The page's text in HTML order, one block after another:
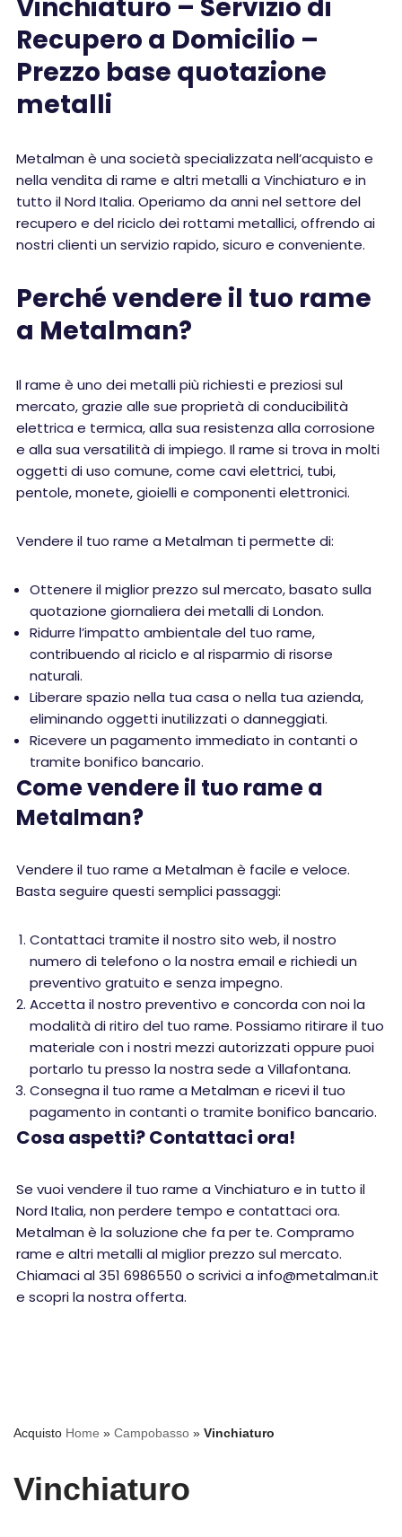
Vinchiaturo – Servizio di
Recupero a Domicilio –
Prezzo base quotazione
metalli
Metalman è una società specializzata nell’acquisto e
nella vendita di rame e altri metalli a Vinchiaturo e in
tutto il Nord Italia. Operiamo da anni nel settore del
recupero e del riciclo dei rottami metallici, offrendo ai
nostri clienti un servizio rapido, sicuro e conveniente.
Perché vendere il tuo rame
a Metalman?
Il rame è uno dei metalli più richiesti e preziosi sul
mercato, grazie alle sue proprietà di conducibilità
elettrica e termica, alla sua resistenza alla corrosione
e alla sua versatilità di impiego. Il rame si trova in molti
oggetti di uso comune, come cavi elettrici, tubi,
pentole, monete, gioielli e componenti elettronici.
Vendere il tuo rame a Metalman ti permette di:
Ottenere il miglior prezzo sul mercato, basato sulla
quotazione giornaliera dei metalli di London.
Ridurre l’impatto ambientale del tuo rame,
contribuendo al riciclo e al risparmio di risorse
naturali.
Liberare spazio nella tua casa o nella tua azienda,
eliminando oggetti inutilizzati o danneggiati.
Ricevere un pagamento immediato in contanti o
tramite bonifico bancario.
Come vendere il tuo rame a
Metalman?
Vendere il tuo rame a Metalman è facile e veloce.
Basta seguire questi semplici passaggi:
Contattaci tramite il nostro sito web, il nostro
numero di telefono o la nostra email e richiedi un
preventivo gratuito e senza impegno.
Accetta il nostro preventivo e concorda con noi la
modalità di ritiro del tuo rame. Possiamo ritirare il tuo
materiale con i nostri mezzi autorizzati oppure puoi
portarlo tu presso la nostra sede a Villafontana.
Consegna il tuo rame a Metalman e ricevi il tuo
pagamento in contanti o tramite bonifico bancario.
Cosa aspetti? Contattaci ora!
Se vuoi vendere il tuo rame a Vinchiaturo e in tutto il
Nord Italia, non perdere tempo e contattaci ora.
Metalman è la soluzione che fa per te. Compramo
rame e altri metalli al miglior prezzo sul mercato.
Chiamaci al 351 6986550 o scrivici a info@metalman.it
e scopri la nostra offerta.
Acquisto Home » Campobasso » Vinchiaturo
Vinchiaturo